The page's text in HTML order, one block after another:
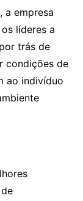
a empresa
líderes a
trás de
condições de
ao indivíduo